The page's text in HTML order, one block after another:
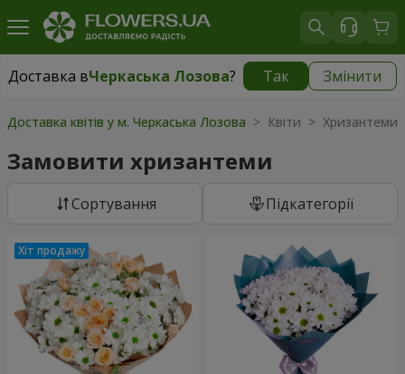
Доставка вЧеркаська Лозова? Так Змінити
Доставка вЧеркаська Лозова|безкоштовно
Доставка квітів у м. Черкаська Лозова > Квіти > Хризантеми
Замовити хризантеми
Сортування Підкатегорії